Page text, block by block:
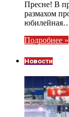
Пресне! В
размахом
Подробнее »
Новости